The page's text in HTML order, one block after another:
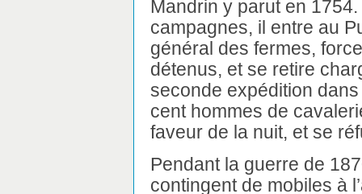
Mandrin y parut en
campagnes, il entre au
général des fermes,
détenus, et se retire
seconde expédition
cent hommes de
faveur de la nuit, et se
Pendant la guerre de
contingent de mobiles à